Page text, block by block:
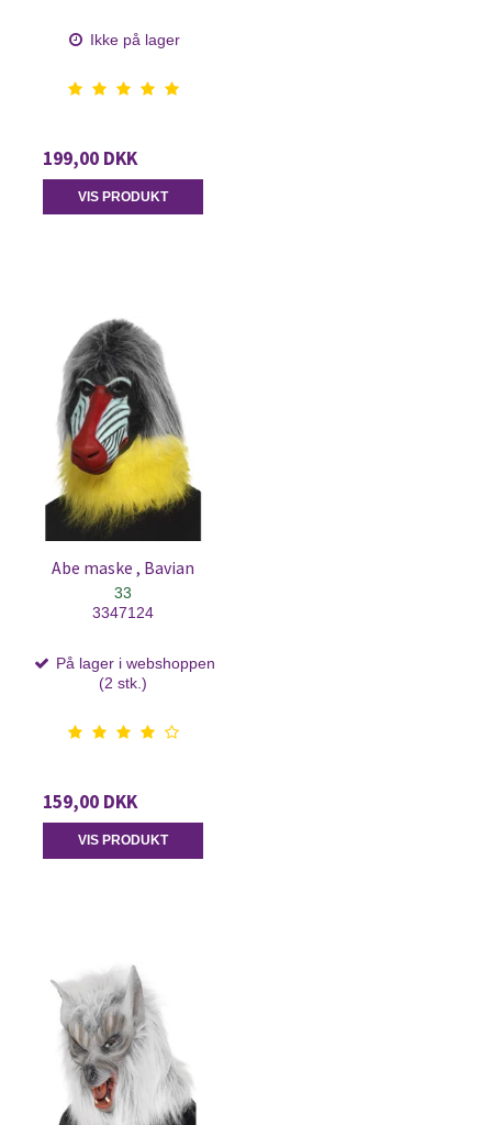
Ikke på lager
199,00 DKK
VIS PRODUKT
Abe maske , Bavian
33
3347124
På lager i webshoppen
(2 stk.)
159,00 DKK
VIS PRODUKT